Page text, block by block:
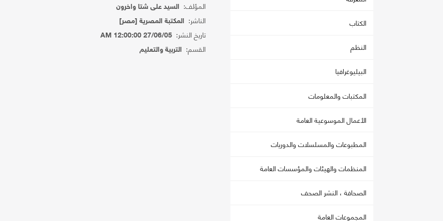
الكتاب
النظم
البيليوغرافيا
المكتبات والمعلومات
الأعمال الموسوعية العامة
المطبوعات والمسلسلات والدوريات
المنظمات والهيئات والمؤسسات العامة
الصحافة ، النشر الصحف
المجموعات العامة
المؤلف: السيد على شتا واخرون
الناشر: المكتبة المصرية [مصر]
تاريخ النشر: 27/06/05 12:00:00 AM
القسم: التربية والتعليم